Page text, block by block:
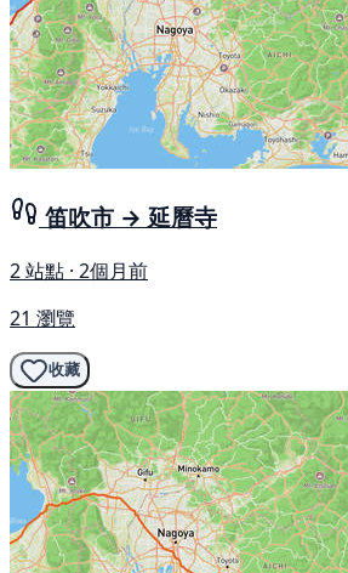
笛吹市 → 延曆寺
2 站點 · 2個月前
21 瀏覽
收藏